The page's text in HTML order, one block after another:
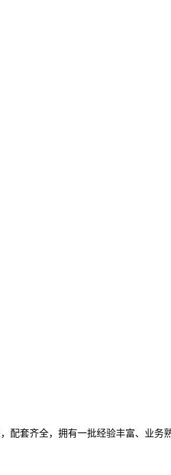
配套齐全，拥有一批经验丰富、业